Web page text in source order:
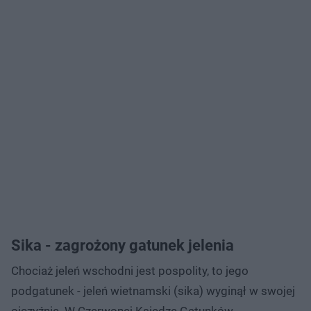
Sika - zagrożony gatunek jelenia
Chociaż jeleń wschodni jest pospolity, to jego
podgatunek - jeleń wietnamski (sika) wyginął w swojej